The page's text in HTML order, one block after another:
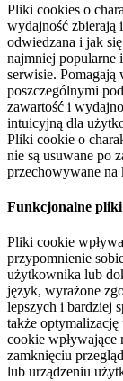
Pliki cookies o
wydajność zbierają
odwiedzana i jak
najmniej popularne
serwisie.
poszczególnymi
zawartość i
intuicyjną dla
Pliki cookie o
nie są usuwane po
przechowywane na
Funkcjonalne pliki
Pliki cookie
przypomnienie
użytkownika lub
język, wyrażone
lepszych i bardziej
także
cookie wpływające
zamknięciu
lub urządzeniu